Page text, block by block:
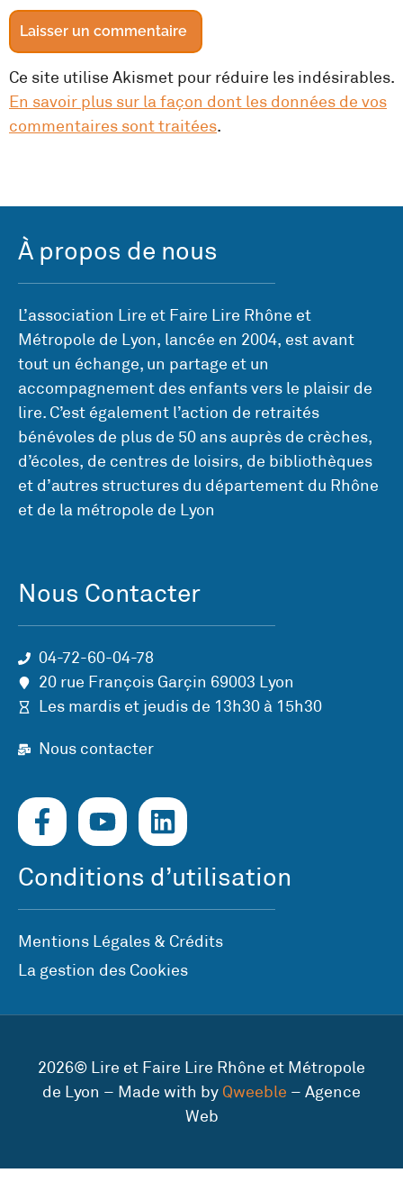
Ce site utilise Akismet pour réduire les indésirables.
En savoir plus sur la façon dont les données de vos
commentaires sont traitées.
À propos de nous
L’association Lire et Faire Lire Rhône et
Métropole de Lyon, lancée en 2004, est avant
tout un échange, un partage et un
accompagnement des enfants vers le plaisir de
lire. C’est également l’action de retraités
bénévoles de plus de 50 ans auprès de crèches,
d’écoles, de centres de loisirs, de bibliothèques
et d’autres structures du département du Rhône
et de la métropole de Lyon
Nous Contacter
04-72-60-04-78
20 rue François Garçin 69003 Lyon
Les mardis et jeudis de 13h30 à 15h30
Nous contacter
Conditions d’utilisation
Mentions Légales & Crédits
La gestion des Cookies
2026© Lire et Faire Lire Rhône et Métropole
de Lyon – Made with by Qweeble – Agence
Web